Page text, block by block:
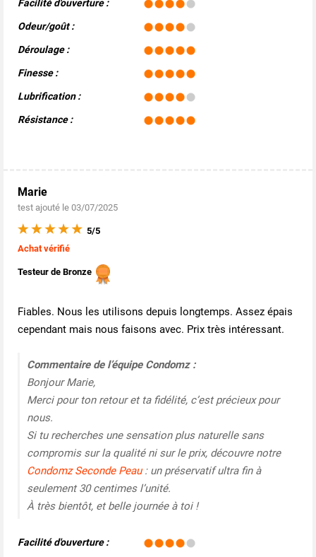
Facilité d'ouverture :
Odeur/goût :
Déroulage :
Finesse :
Lubrification :
Résistance :
Marie
test ajouté le 03/07/2025
5/5
Achat vérifié
Testeur de Bronze
Fiables. Nous les utilisons depuis longtemps. Assez épais
cependant mais nous faisons avec. Prix très intéressant.
Commentaire de l’équipe Condomz :
Bonjour Marie,
Merci pour ton retour et ta fidélité, c’est précieux pour
nous.
Si tu recherches une sensation plus naturelle sans
compromis sur la qualité ni sur le prix, découvre notre
Condomz Seconde Peau: un préservatif ultra fin à
seulement 30 centimes l’unité.
À très bientôt, et belle journée à toi !
Facilité d'ouverture :